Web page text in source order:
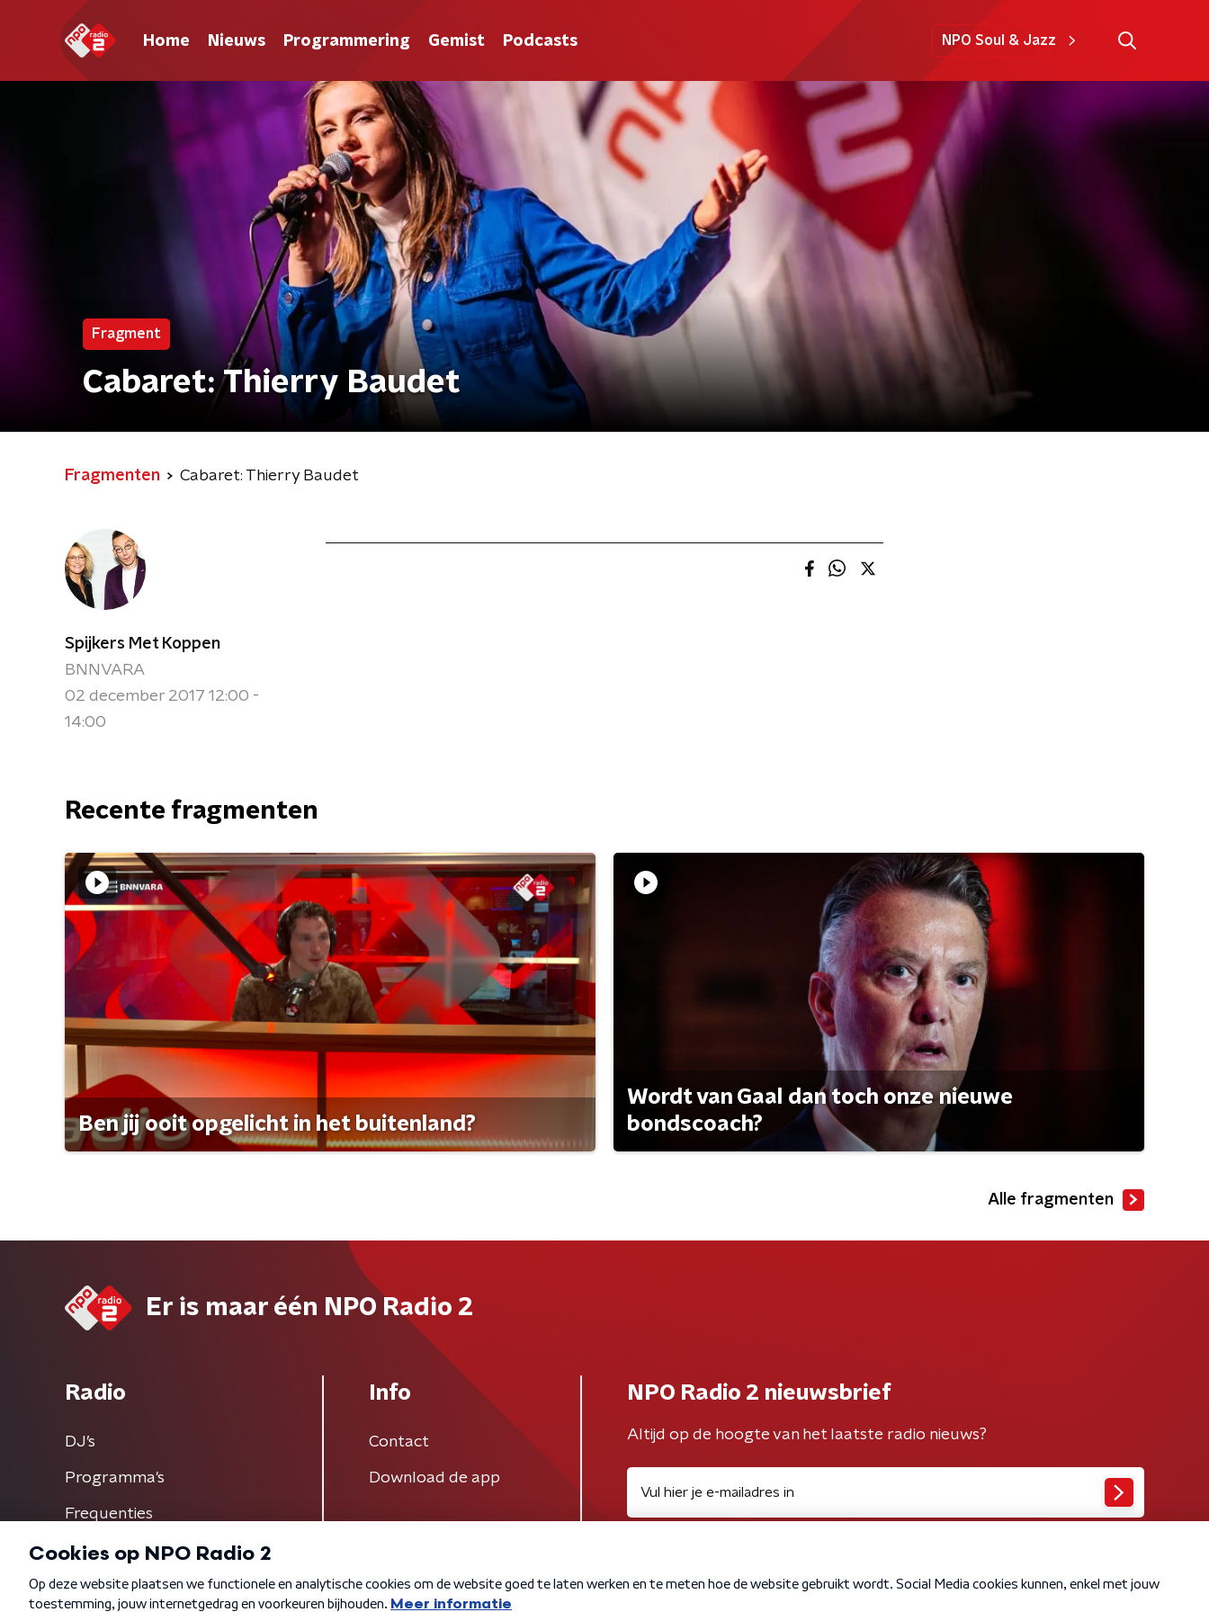
Home Nieuws Programmering Gemist Podcasts NPO Soul & Jazz
Fragment
Cabaret: Thierry Baudet
Fragmenten Cabaret: Thierry Baudet
Spijkers Met Koppen
BNNVARA
02 december 2017 12:00 -
14:00
Recente fragmenten
Ben jij ooit opgelicht in het buitenland?
Wordt van Gaal dan toch onze nieuwe
bondscoach?
Alle fragmenten
Er is maar één NPO Radio 2
Radio
DJ’s
Programma's
Frequenties
Info
Contact
Download de app
NPO Radio 2 nieuwsbrief
Altijd op de hoogte van het laatste radio nieuws?